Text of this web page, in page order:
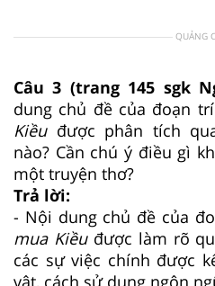
QUẢNG
Câu 3 (trang 145 sgk
dung chủ đề của đoạn
Kiềuđược phân tích
nào? Cần chú ý điều gì
một truyện thơ?
Trả lời:
- Nội dung chủ đề của
mua Kiều được làm rõ
các sự việc chính được
vật, cách sử dụng ngôn